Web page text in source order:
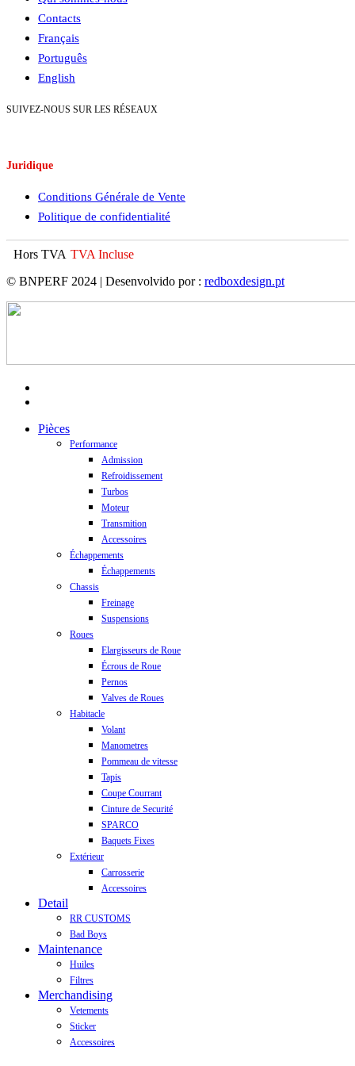
Contacts
Français
Português
English
SUIVEZ-NOUS SUR LES RÉSEAUX
Juridique
Conditions Générale de Vente
Politique de confidentialité
Hors TVA TVA Incluse
© BNPERF 2024 | Desenvolvido por : redboxdesign.pt
Close
Pièces
Performance
Admission
Refroidissement
Turbos
Moteur
Transmition
Accessoires
Échappements
Échappements
Chassis
Freinage
Suspensions
Roues
Elargisseurs de Roue
Écrous de Roue
Pernos
Valves de Roues
Habitacle
Volant
Manometres
Pommeau de vitesse
Tapis
Coupe Courrant
Cinture de Securité
SPARCO
Baquets Fixes
Extérieur
Carrosserie
Accessoires
Detail
RR CUSTOMS
Bad Boys
Maintenance
Huiles
Filtres
Merchandising
Vetements
Sticker
Accessoires